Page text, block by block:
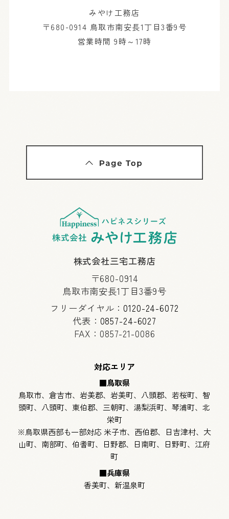
みやけ工務店
〒680-0914 鳥取市南安長1丁目3番9号
営業時間 9時～17時
株式会社三宅工務店
〒680-0914
鳥取市南安長1丁目3番9号
フリーダイヤル：0120-24-6072
代表： 0857-24-6027
FAX：0857-21-0086
対応エリア
■鳥取県
鳥取市、倉吉市、岩美郡、岩美町、八頭郡、若桜町、智
頭町、八頭町、東伯郡、三朝町、湯梨浜町、琴浦町、北
栄町
※鳥取県西部も一部対応 米子市、西伯郡、日吉津村、大
山町、南部町、伯耆町、日野郡、日南町、日野町、江府
町
■兵庫県
香美町、新温泉町